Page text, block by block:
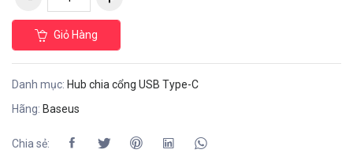
Giỏ Hàng
Danh mục: Hub chia cổng USB Type-C
Hãng: Baseus
Chia sẻ: